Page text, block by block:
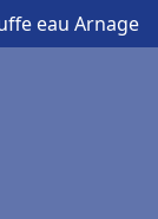
eau Arnage